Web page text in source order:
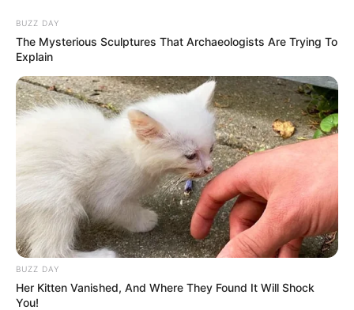
HOME
SERIES
BUZZ DAY
The Mysterious Sculptures That Archaeologists Are Trying To
Explain
BUZZ DAY
Her Kitten Vanished, And Where They Found It Will Shock
You!